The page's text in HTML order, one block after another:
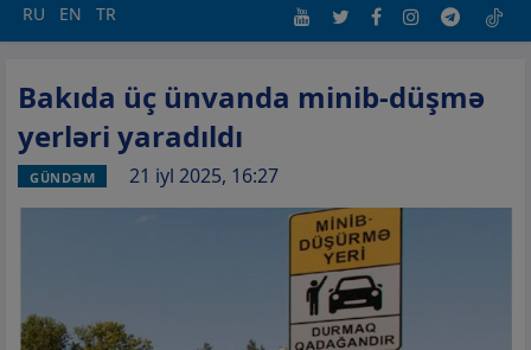
RU EN TR
Bakıda üç ünvanda minib-düşmə
yerləri yaradıldı
GÜNDƏM 21 iyl 2025, 16:27